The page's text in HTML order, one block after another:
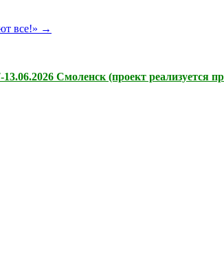
все!» →
Смоленск (проект реализуется